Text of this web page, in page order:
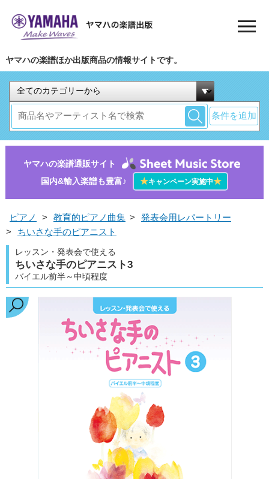
ヤマハの楽譜ほか出版商品の情報サイトです。
条件を追加
ヤマハの楽譜通販サイト
国内&輸入楽譜も豊富♪
★キャンペーン実施中★
ピアノ > 教育的ピアノ曲集 >
発表会用レパートリー
>
ちいさな手のピアニスト
レッスン・発表会で使える
ちいさな手のピアニスト3
バイエル前半～中頃程度